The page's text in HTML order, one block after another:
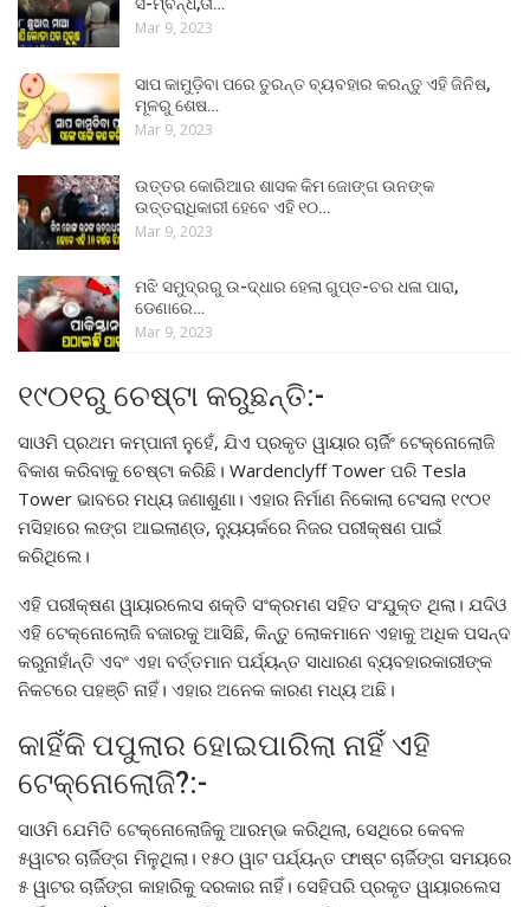
ସ-ମ୍ବନ୍ଧ,ତା…
Mar 9, 2023
ସାପ କାମୁଡ଼ିବା ପରେ ତୁରନ୍ତ ବ୍ୟବହାର କରନ୍ତୁ ଏହି ଜିନିଷ,
ମୂଳରୁ ଶେଷ…
Mar 9, 2023
ଉତ୍ତର କୋରିଆର ଶାସକ କିମ ଜୋଙ୍ଗ ଉନଙ୍କ
ଉତ୍ତରାଧିକାରୀ ହେବେ ଏହି ୧୦…
Mar 9, 2023
ମଝି ସମୁଦ୍ରରୁ ଉ-ଦ୍ଧାର ହେଲା ଗୁପ୍ତ-ଚର ଧଳା ପାରା,
ଡେଣାରେ…
Mar 9, 2023
୧୯୦୧ରୁ ଚେଷ୍ଟା କରୁଛନ୍ତି:-
ସାଓମି ପ୍ରଥମ କମ୍ପାନୀ ନୁହେଁ, ଯିଏ ପ୍ରକୃତ ୱାୟାର ଚାର୍ଜିଂ ଟେକ୍ନୋଲୋଜି
ବିକାଶ କରିବାକୁ ଚେଷ୍ଟା କରିଛି। Wardenclyff Tower ପରି Tesla
Tower ଭାବରେ ମଧ୍ୟ ଜଣାଶୁଣା। ଏହାର ନିର୍ମାଣ ନିକୋଲା ଟେସଲା ୧୯୦୧
ମସିହାରେ ଲଙ୍ଗ ଆଇଲାଣ୍ଡ, ନ୍ୟୁୟର୍କରେ ନିଜର ପରୀକ୍ଷଣ ପାଇଁ
କରିଥିଲେ।
ଏହି ପରୀକ୍ଷଣ ୱାୟାରଲେସ ଶକ୍ତି ସଂକ୍ରମଣ ସହିତ ସଂଯୁକ୍ତ ଥିଲା। ଯଦିଓ
ଏହି ଟେକ୍ନୋଲୋଜି ବଜାରକୁ ଆସିଛି, କିନ୍ତୁ ଲୋକମାନେ ଏହାକୁ ଅଧିକ ପସନ୍ଦ
କରୁନାହାଁନ୍ତି ଏବଂ ଏହା ବର୍ତ୍ତମାନ ପର୍ଯ୍ୟନ୍ତ ସାଧାରଣ ବ୍ୟବହାରକାରୀଙ୍କ
ନିକଟରେ ପହଞ୍ଚି ନାହିଁ। ଏହାର ଅନେକ କାରଣ ମଧ୍ୟ ଅଛି।
କାହିଁକି ପପୁଲାର ହୋଇପାରିଲା ନାହିଁ ଏହି
ଟେକ୍ନୋଲୋଜି?:-
ସାଓମି ଯେମିତି ଟେକ୍ନୋଲୋଜିକୁ ଆରମ୍ଭ କରିଥିଲା, ସେଥିରେ କେବଳ
୫ୱାଟର ଚାର୍ଜିଙ୍ଗ ମିଳୁଥିଲା। ୧୫୦ ୱାଟ ପର୍ଯ୍ୟନ୍ତ ଫାଷ୍ଟ ଚାର୍ଜିଙ୍ଗ ସମୟରେ
୫ ୱାଟର ଚାର୍ଜିଙ୍ଗ କାହାରିକୁ ଦରକାର ନାହିଁ। ସେହିପରି ପ୍ରକୃତ ୱାୟାରଲେସ